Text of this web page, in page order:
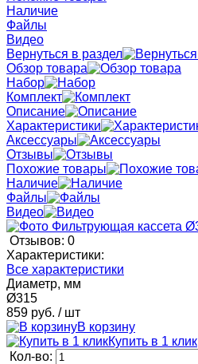
Наличие
Файлы
Видео
Вернуться в раздел
Обзор товара
Набор
Комплект
Описание
Характеристики
Аксессуары
Отзывы
Похожие товары
Наличие
Файлы
Видео
Отзывов: 0
Характеристики:
Все характеристики
Диаметр, мм
Ø315
859 руб. / шт
В корзину
Купить в 1 клик
Кол-во: